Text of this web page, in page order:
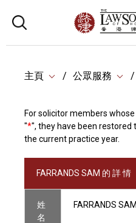
主頁 公眾服務
For solicitor members
"*", they have been restored
the current practice year.
FARRANDS SAM 的 詳 情
姓
名
FARRANDS SAM